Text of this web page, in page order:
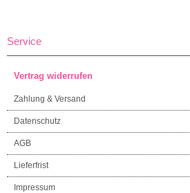
Service
Vertrag widerrufen
Zahlung & Versand
Datenschutz
AGB
Lieferfrist
Impressum